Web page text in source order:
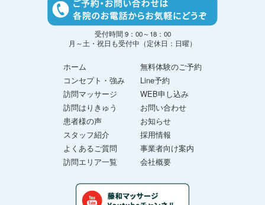
受付時間 9：00～18：00
月～土・祝日も受付中（定休日：日曜）
ホーム
コンセプト・強み
訪問マッサージ
訪問はりきゅう
患者様の声
スタッフ紹介
よくあるご質問
訪問エリア一覧
無料体験のご予約
Line予約
WEB申し込み
お問い合わせ
お知らせ
採用情報
事業者向け案内
会社概要